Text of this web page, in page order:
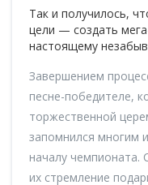
Так и получилось,
цели — создать
настоящему
Завершением
песне-победителе,
торжественной
запомнился многим
началу чемпионата.
их стремление